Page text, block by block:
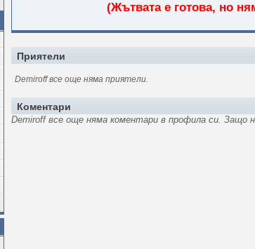
(Жътвата е готова, но
Приятели
Demiroff все още няма приятели.
Коментари
Demiroff все още няма коментари в профила си. Защо